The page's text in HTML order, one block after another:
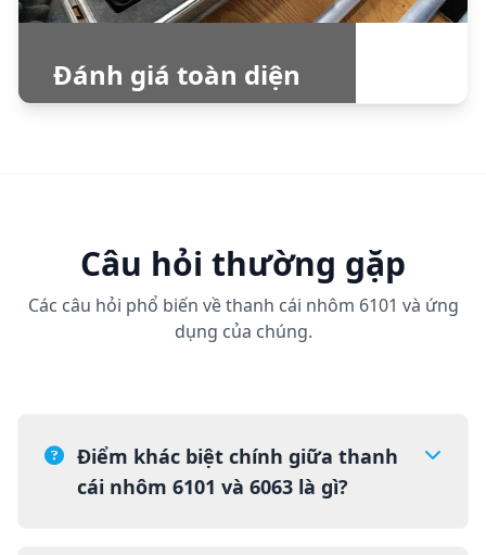
Đánh giá toàn diện
Câu hỏi thường gặp
Các câu hỏi phổ biến về thanh cái nhôm 6101 và ứng
dụng của chúng.
Điểm khác biệt chính giữa thanh
cái nhôm 6101 và 6063 là gì?